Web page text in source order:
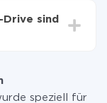
unseren
übertragen
sind
speziell für